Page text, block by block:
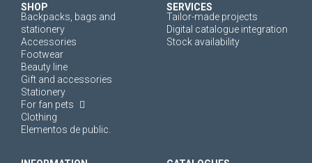
SHOP
Backpacks, bags and
stationery
Accessories
Footwear
Beauty line
Gift and accessories
Stationery
For fan pets
Clothing
Elementos de public.
SERVICES
Tailor-made projects
Digital catalogue integration
Stock availability